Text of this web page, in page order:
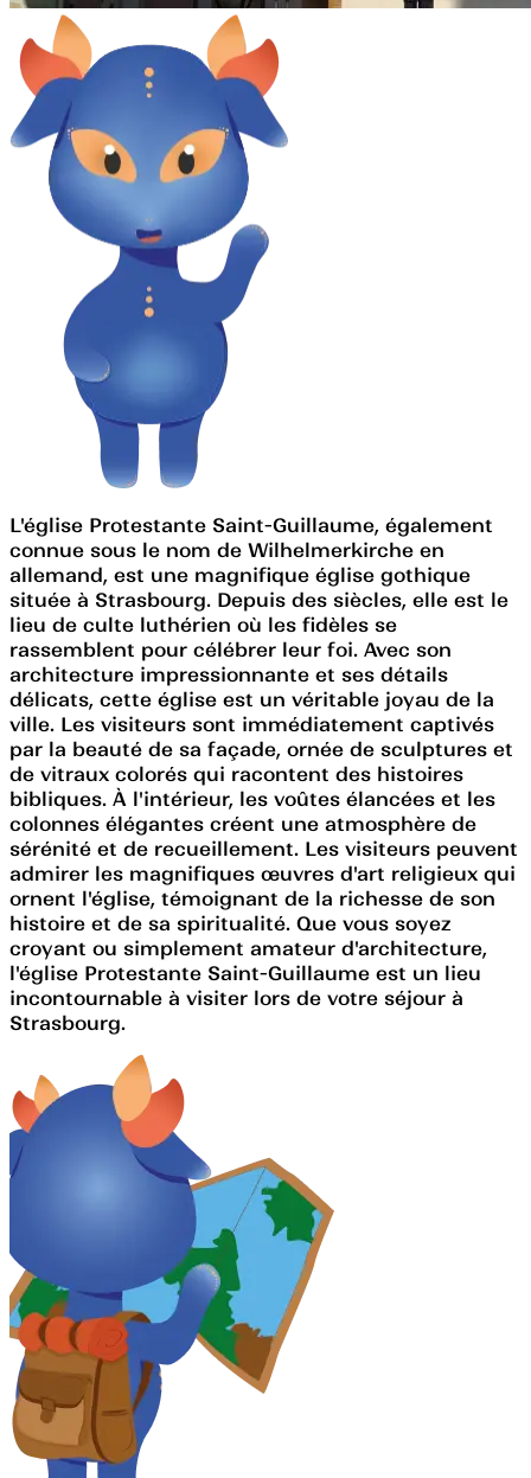
L'église Protestante Saint-Guillaume, également
connue sous le nom de Wilhelmerkirche en
allemand, est une magnifique église gothique
située à Strasbourg. Depuis des siècles, elle est le
lieu de culte luthérien où les fidèles se
rassemblent pour célébrer leur foi. Avec son
architecture impressionnante et ses détails
délicats, cette église est un véritable joyau de la
ville. Les visiteurs sont immédiatement captivés
par la beauté de sa façade, ornée de sculptures et
de vitraux colorés qui racontent des histoires
bibliques. À l'intérieur, les voûtes élancées et les
colonnes élégantes créent une atmosphère de
sérénité et de recueillement. Les visiteurs peuvent
admirer les magnifiques œuvres d'art religieux qui
ornent l'église, témoignant de la richesse de son
histoire et de sa spiritualité. Que vous soyez
croyant ou simplement amateur d'architecture,
l'église Protestante Saint-Guillaume est un lieu
incontournable à visiter lors de votre séjour à
Strasbourg.